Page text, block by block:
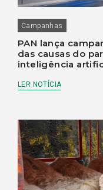
Campanhas
PAN lança
das causas do
inteligência
LER NOTÍCIA